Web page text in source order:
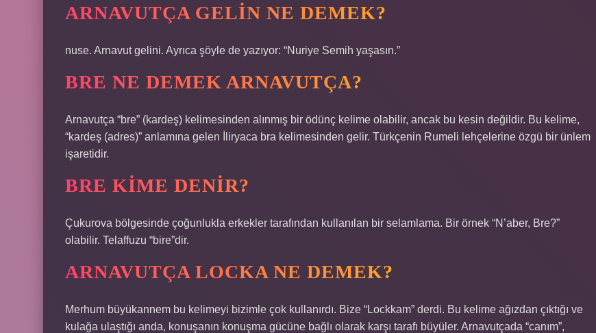
ARNAVUTÇA GELIN NE DEMEK?
nuse. Arnavut gelini. Ayrıca şöyle de yazıyor: “Nuriye Semih yaşasın.”
BRE NE DEMEK ARNAVUTÇA?
Arnavutça “bre” (kardeş) kelimesinden alınmış bir ödünç kelime olabilir, ancak bu kesin değildir. Bu kelime,
“kardeş (adres)” anlamına gelen İliryaca bra kelimesinden gelir. Türkçenin Rumeli lehçelerine özgü bir ünlem
işaretidir.
BRE KIME DENIR?
Çukurova bölgesinde çoğunlukla erkekler tarafından kullanılan bir selamlama. Bir örnek “N’aber, Bre?”
olabilir. Telaffuzu “bire”dir.
ARNAVUTÇA LOCKA NE DEMEK?
Merhum büyükannem bu kelimeyi bizimle çok kullanırdı. Bize “Lockkam” derdi. Bu kelime ağızdan çıktığı ve
kulağa ulaştığı anda, konuşanın konuşma gücüne bağlı olarak karşı tarafı büyüler. Arnavutçada “canım”,